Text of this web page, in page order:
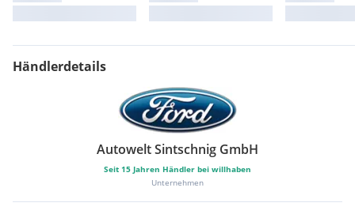
Händlerdetails
Autowelt Sintschnig GmbH
Seit 15 Jahren Händler bei willhaben
Unternehmen